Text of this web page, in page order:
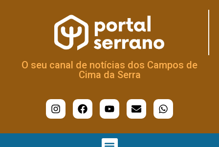
O seu canal de notícias dos Campos de
Cima da Serra